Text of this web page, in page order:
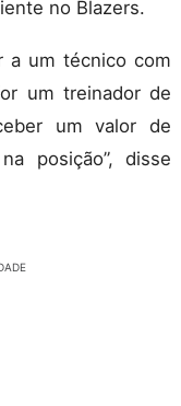
no Blazers.
a um técnico com
um treinador de
um valor de
posição”, disse